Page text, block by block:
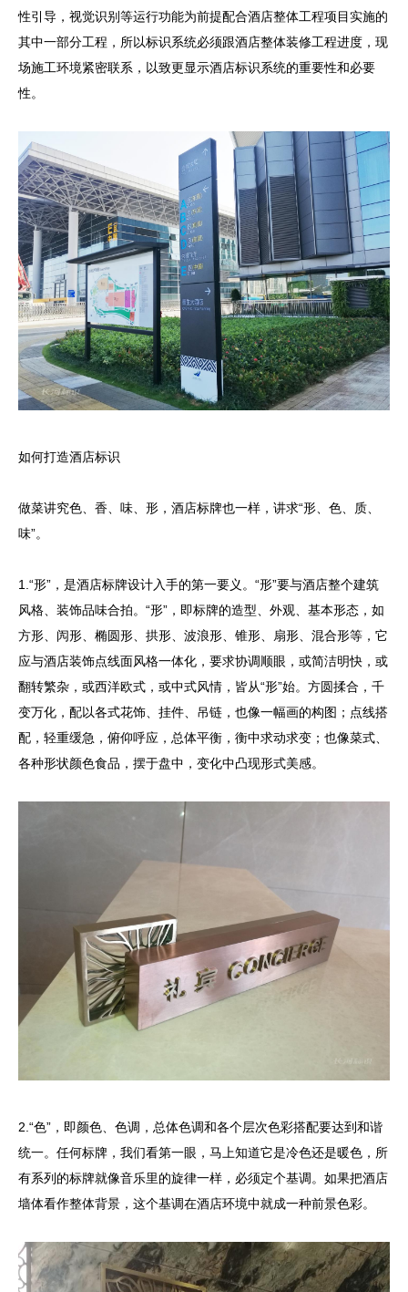
性引导，视觉识别等运行功能为前提配合酒店整体工程项目实施的
其中一部分工程，所以标识系统必须跟酒店整体装修工程进度，现
场施工环境紧密联系，以致更显示酒店标识系统的重要性和必要
性。
如何打造酒店标识
做菜讲究色、香、味、形，酒店标牌也一样，讲求“形、色、质、
味”。
1.“形”，是酒店标牌设计入手的第一要义。“形”要与酒店整个建筑
风格、装饰品味合拍。“形”，即标牌的造型、外观、基本形态，如
方形、闶形、椭圆形、拱形、波浪形、锥形、扇形、混合形等，它
应与酒店装饰点线面风格一体化，要求协调顺眼，或简洁明快，或
翻转繁杂，或西洋欧式，或中式风情，皆从“形”始。方圆揉合，千
变万化，配以各式花饰、挂件、吊链，也像一幅画的构图；点线搭
配，轻重缓急，俯仰呼应，总体平衡，衡中求动求变；也像菜式、
各种形状颜色食品，摆于盘中，变化中凸现形式美感。
2.“色”，即颜色、色调，总体色调和各个层次色彩搭配要达到和谐
统一。任何标牌，我们看第一眼，马上知道它是冷色还是暖色，所
有系列的标牌就像音乐里的旋律一样，必须定个基调。如果把酒店
墙体看作整体背景，这个基调在酒店环境中就成一种前景色彩。